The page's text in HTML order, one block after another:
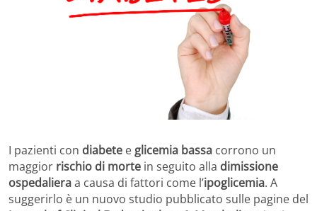
I pazienti con diabete e glicemia bassa corrono un
maggior rischio di morte in seguito alla dimissione
ospedalieraa causa di fattori come l’ipoglicemia. A
suggerirlo è un nuovo studio pubblicato sulle pagine del